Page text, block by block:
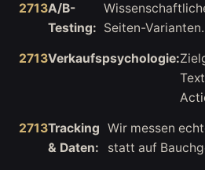
A/B-
Testing: Seiten-Varianten.
Verkaufspsychologie:
Tracking
& Daten:
Wir messen
statt auf